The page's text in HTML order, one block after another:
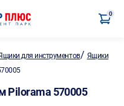
0
для инструментов/ Ящики
Pilorama 570005